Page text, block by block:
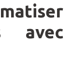
avec